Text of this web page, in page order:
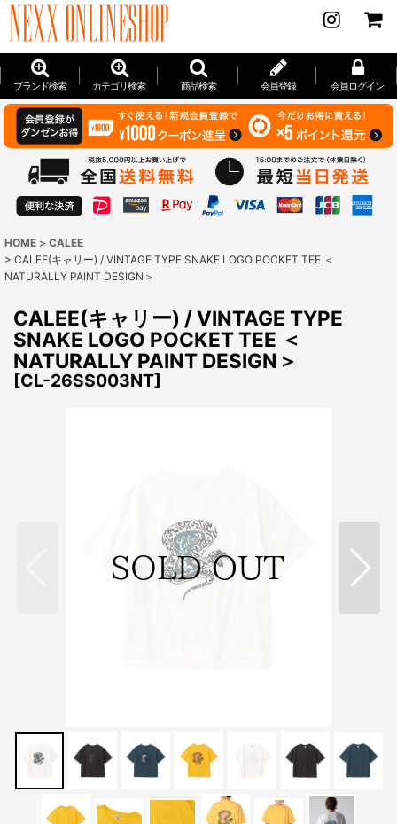
ブランド検索 カテゴリ検索 商品検索 会員登録 会員ログイン
HOME > CALEE
> CALEE(キャリー) / VINTAGE TYPE SNAKE LOGO POCKET TEE ＜
NATURALLY PAINT DESIGN＞
CALEE(キャリー) / VINTAGE TYPE
SNAKE LOGO POCKET TEE ＜
NATURALLY PAINT DESIGN＞
[CL-26SS003NT]